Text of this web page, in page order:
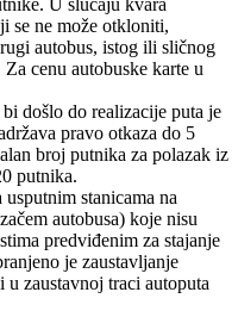
U slučaju kvara
se ne može otkloniti,
autobus, istog ili sličnog
cenu autobuske karte u
došlo do realizacije puta je
pravo otkaza do 5
broj putnika za polazak iz
putnika.
stanicama na
autobusa) koje nisu
predviđenim za stajanje
je zaustavljanje
zaustavnoj traci autoputa